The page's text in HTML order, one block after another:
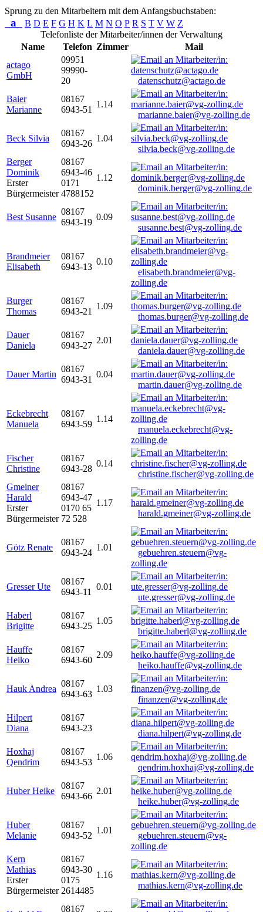
Sprung zu den Mitarbeitern mit dem Anfangsbuchstaben:
a B D E F G H K L M N O P R S T V W Z
Telefonliste der Mitarbeiter/innen der Verwaltung
Name
Telefon Zimmer
Mail
actago
GmbH
09951
99990-
20
datenschutz@actago.de
Baier
Marianne
08167
6943-51
1.14
marianne.baier@vg-zolling.de
Beck Silvia
08167
6943-26
1.04
silvia.beck@vg-zolling.de
Berger
Dominik
Erster
Bürgermeister
08167
6943-46
0171
4788152
1.12
dominik.berger@vg-zolling.de
Best Susanne
08167
6943-19
0.09
susanne.best@vg-zolling.de
Brandmeier
Elisabeth
08167
6943-13
0.10
elisabeth.brandmeier@vg-
zolling.de
Burger
Thomas
08167
6943-21
1.09
thomas.burger@vg-zolling.de
Dauer
Daniela
08167
6943-27
2.01
daniela.dauer@vg-zolling.de
Dauer Martin
08167
6943-31
0.04
martin.dauer@vg-zolling.de
Eckebrecht
Manuela
08167
6943-59
1.14
manuela.eckebrecht@vg-
zolling.de
Fischer
Christine
08167
6943-28
0.14
christine.fischer@vg-zolling.de
Gmeiner
Harald
Erster
Bürgermeister
08167
6943-47
0170 65
72 528
1.17
harald.gmeiner@vg-zolling.de
Götz Renate
08167
6943-24
1.01
gebuehren.steuern@vg-
zolling.de
Gresser Ute
08167
6943-11
0.01
ute.gresser@vg-zolling.de
Haberl
Brigitte
08167
6943-25
1.05
brigitte.haberl@vg-zolling.de
Hauffe
Heiko
08167
6943-60
2.09
heiko.hauffe@vg-zolling.de
Hauk Andrea
08167
6943-63
1.03
finanzen@vg-zolling.de
Hilpert
Diana
08167
6943-23
diana.hilpert@vg-zolling.de
Hoxhaj
Qendrim
08167
6943-53
1.06
qendrim.hoxhaj@vg-zolling.de
Huber Heike
08167
6943-66
2.01
heike.huber@vg-zolling.de
Huber
Melanie
08167
6943-52
1.01
gebuehren.steuern@vg-
zolling.de
Kern
Mathias
Erster
Bürgermeister
08167
6943-30
0175
2614485
1.16
mathias.kern@vg-zolling.de
08167